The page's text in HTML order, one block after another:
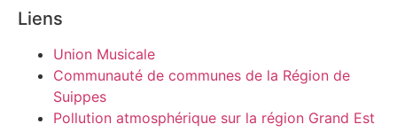
Liens
Union Musicale
Communauté de communes de la Région de
Suippes
Pollution atmosphérique sur la région Grand Est